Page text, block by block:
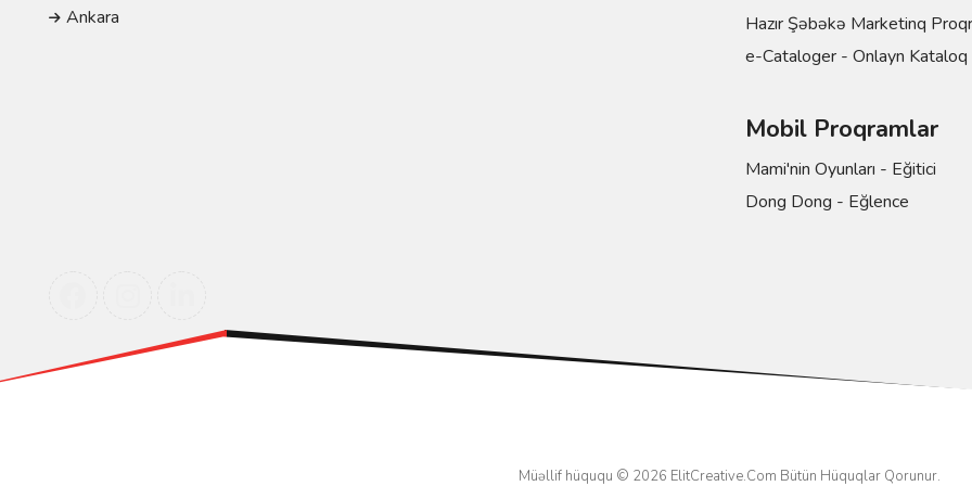
Ankara
Hazır Şəbəkə Marketinq
e-Cataloger - Onlayn Kataloq
Mobil Proqramlar
Mami'nin Oyunları - Eğitici
Dong Dong - Eğlence
Müəllif hüququ © 2026 ElitCreative.Com Bütün Hüquqlar Qorunur.